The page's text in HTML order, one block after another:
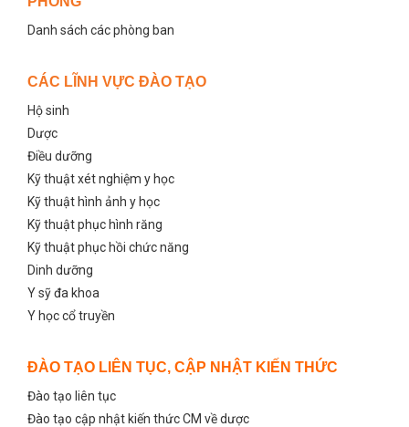
Danh sách các phòng ban
CÁC LĨNH VỰC ĐÀO TẠO
Hộ sinh
Dược
Điều dưỡng
Kỹ thuật xét nghiệm y học
Kỹ thuật hình ảnh y học
Kỹ thuật phục hình răng
Kỹ thuật phục hồi chức năng
Dinh dưỡng
Y sỹ đa khoa
Y học cổ truyền
ĐÀO TẠO LIÊN TỤC, CẬP NHẬT KIẾN THỨC
Đào tạo liên tục
Đào tạo cập nhật kiến thức CM về dược